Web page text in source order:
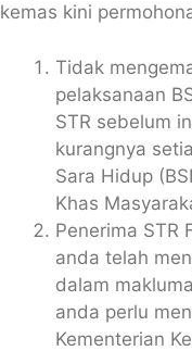
kemas kini
Tidak
pelaksanaan
STR sebelum
kurangnya
Sara Hidup
Khas
Penerima STR
anda telah
dalam
anda perlu
Kementerian